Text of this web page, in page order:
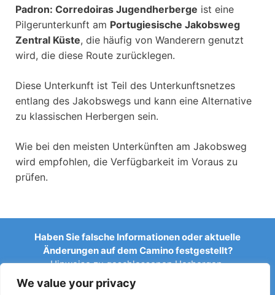
We value your privacy
Padron: Corredoiras Jugendherberge ist eine
Pilgerunterkunft am Portugiesische Jakobsweg
Zentral Küste, die häufig von Wanderern genutzt
wird, die diese Route zurücklegen.
Diese Unterkunft ist Teil des Unterkunftsnetzes
entlang des Jakobswegs und kann eine Alternative
zu klassischen Herbergen sein.
Wie bei den meisten Unterkünften am Jakobsweg
wird empfohlen, die Verfügbarkeit im Voraus zu
prüfen.
Haben Sie falsche Informationen oder aktuelle
Änderungen auf dem Camino festgestellt?
Hinweise zu geschlossenen Herbergen,
Überschwemmungen, Umleitungen, Bauarbeiten oder
anderen Änderungen helfen, den Reiseführer aktuell zu